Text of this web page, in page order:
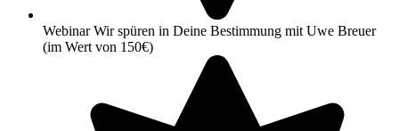
Webinar Wir spüren in Deine Bestimmung mit Uwe Breuer
(im Wert von 150€)